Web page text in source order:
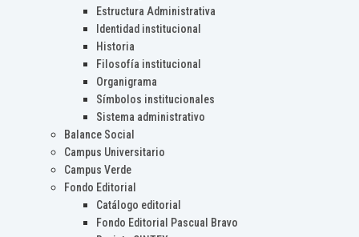
Estructura Administrativa
Identidad institucional
Historia
Filosofía institucional
Organigrama
Símbolos institucionales
Sistema administrativo
Balance Social
Campus Universitario
Campus Verde
Fondo Editorial
Catálogo editorial
Fondo Editorial Pascual Bravo